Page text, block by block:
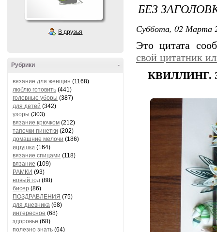
В друзья
-
Рубрики
вязание для женщин (1168)
люблю готовить (441)
головные уборы (387)
для детей (342)
узоры (303)
вязание крючком (212)
тапочки пинетки (202)
домашние мелочи (186)
игрушки (164)
вязание спицами (118)
вязание (109)
РАМКИ (93)
новый год (88)
бисер (86)
ПОЗДРАВЛЕНИЯ (75)
для дневника (68)
интересное (68)
здоровье (68)
полезно знать (64)
БЕЗ
Суббота, 02 Марта
Это цитата
свой цитатник
КВИЛЛИНГ.